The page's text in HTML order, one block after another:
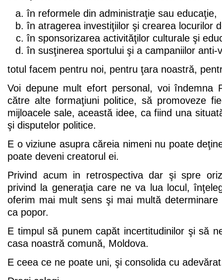
în reformele din administraţie sau educaţie,
în atragerea investiţiilor şi crearea locurilor
în sponsorizarea activităţilor culturale şi
în susţinerea sportului şi a campaniilor anti-
totul facem pentru noi, pentru ţara noastră,
Voi depune mult efort personal, voi îndemna
către alte formaţiuni politice, să promoveze
mijloacele sale, această idee, ca fiind una
şi disputelor politice.
E o viziune asupra căreia nimeni nu poate
poate deveni creatorul ei.
Privind acum in retrospectiva dar şi spre
privind la generaţia care ne va lua locul,
oferim mai mult sens şi mai multă
ca popor.
E timpul să punem capăt incertitudinilor şi să
casa noastră comună, Moldova.
E ceea ce ne poate uni, şi consolida cu